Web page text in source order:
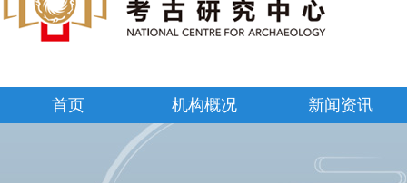
首页 机构概况 新闻资讯